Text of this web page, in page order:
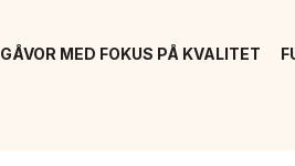
GÅVOR MED FOKUS PÅ KVALITET